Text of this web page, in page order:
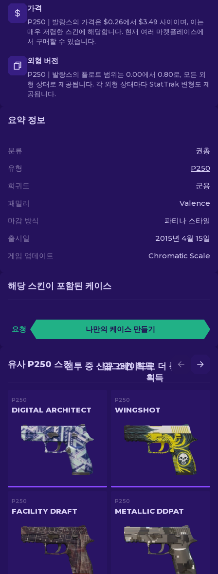
가격
P250 | 발랑스의 가격은 $0.26에서 $3.49 사이이며, 이는
매우 저렴한 스킨에 해당합니다. 현재 여러 마켓플레이스에
서 구매할 수 있습니다.
외형 버전
P250 | 발랑스의 플로트 범위는 0.00에서 0.80로, 모든 외
형 상태로 제공됩니다. 각 외형 상태마다 StatTrak 변형도 제
공됩니다.
요약 정보
분류
권총
유형
P250
희귀도
군용
패밀리
Valence
마감 방식
파티나 스타일
출시일
2015년 4월 15일
게임 업데이트
Chromatic Scale
해당 스킨이 포함된 케이스
요청 나만의 케이스 만들기
업그레이드로 더 좋은 스킨
획득
전투 중 신규 스킨 획득
유사 P250 스킨
P250
DIGITAL ARCHITECT
P250
WINGSHOT
P250
FACILITY DRAFT
P250
METALLIC DDPAT